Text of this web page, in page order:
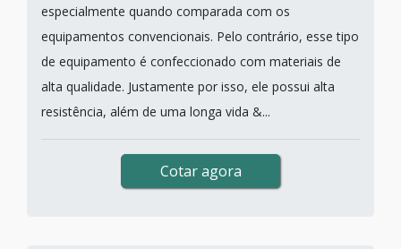
especialmente quando comparada com os
equipamentos convencionais. Pelo contrário, esse tipo
de equipamento é confeccionado com materiais de
alta qualidade. Justamente por isso, ele possui alta
resistência, além de uma longa vida &...
Cotar agora